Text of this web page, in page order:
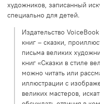
художников, записанный
специально для детей.
Издательство
книг – сказки,
письма великих
книг «Сказки в стиле
можно читать или
иллюстрации с
великих мастеров,